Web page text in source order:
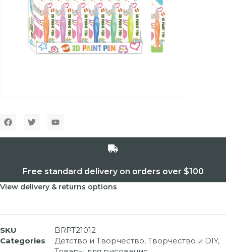
Free standard delivery on orders over $100
View delivery & returns options
SKU
BRPT21012
Categories
Детство и Творчество, Творчество и DIY,